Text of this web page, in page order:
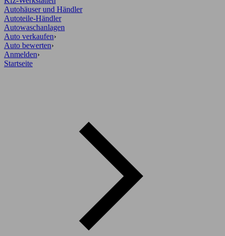
Autohäuser und Händler
Autoteile-Händler
Autowaschanlagen
Auto verkaufen›
Auto bewerten›
Anmelden›
Startseite